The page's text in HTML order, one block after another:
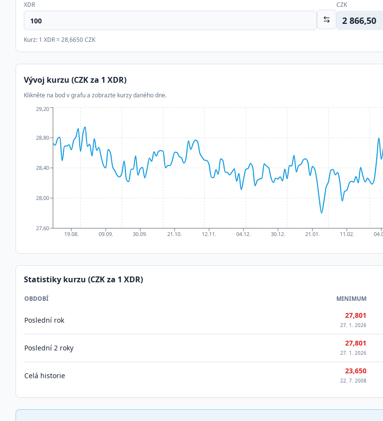
XDR CZK
2 866,50
Kurz: 1 XDR=28,6650CZK
Vývoj kurzu (CZK za 1 XDR)
Klikněte na bod v grafu a zobrazte kurzy daného dne.
19.08. 09.09. 30.09. 21.10. 12.11. 04.12. 30.12. 21.01. 11.02.
27,60
28,00
28,40
28,80
29,20
Statistiky kurzu (CZK za 1 XDR)
OBDOBÍ MINIMUM
Poslední rok
27,801
27. 1. 2026
Poslední 2 roky
27,801
27. 1. 2026
Celá historie
23,650
22. 7. 2008